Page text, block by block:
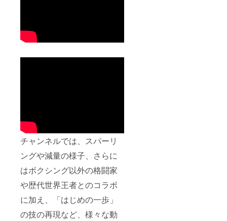
チャンネルでは、スパーリ
ングや減量の様子、さらに
はボクシング以外の格闘家
や歴代世界王者とのコラボ
に加え、「はじめの一歩」
の技の再現など、様々な動